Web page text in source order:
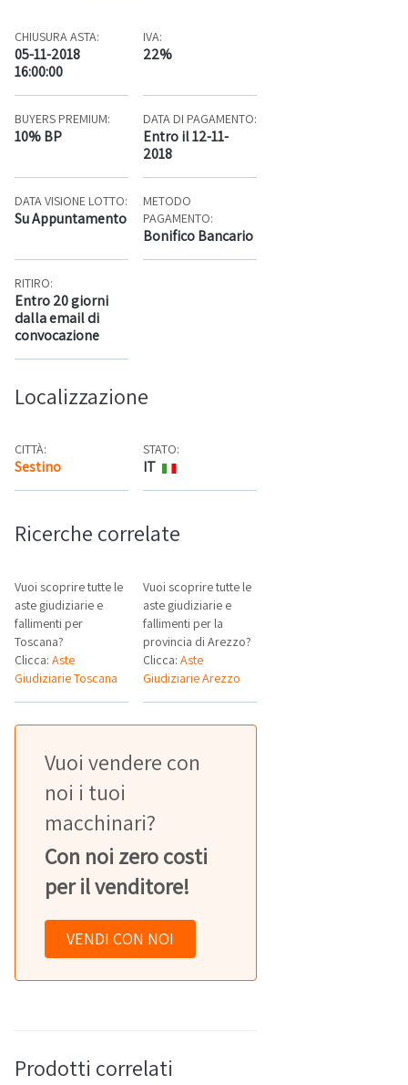
CHIUSURA ASTA:
05-11-2018
16:00:00
IVA:
22%
BUYERS PREMIUM:
10% BP
DATA DI PAGAMENTO:
Entro il 12-11-
2018
DATA VISIONE LOTTO:
Su Appuntamento
METODO
PAGAMENTO:
Bonifico Bancario
RITIRO:
Entro 20 giorni
dalla email di
convocazione
Localizzazione
CITTÀ:
Sestino Mappa
STATO:
IT
Ricerche correlate
Vuoi scoprire tutte le
aste giudiziarie e
fallimenti per
Toscana?
Clicca: Aste
Giudiziarie Toscana
Vuoi scoprire tutte le
aste giudiziarie e
fallimenti per la
provincia di Arezzo?
Clicca:Aste
Giudiziarie Arezzo
Vuoi vendere con
noi i tuoi
macchinari?
Con noi zero costi
per il venditore!
VENDI CON NOI
Prodotti correlati